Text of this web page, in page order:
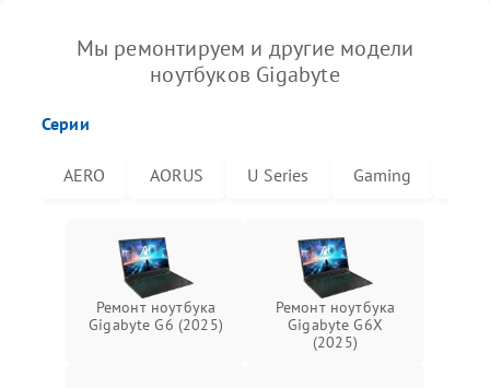
Мы ремонтируем и другие модели
ноутбуков Gigabyte
Серии
AERO AORUS U Series Gaming
Ремонт ноутбука
Gigabyte G6 (2025)
Ремонт ноутбука
Gigabyte G6X
(2025)